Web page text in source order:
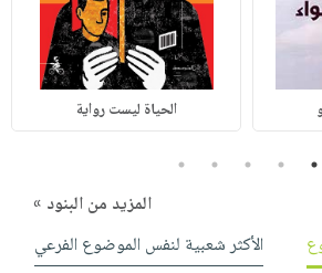
الحياة ليست رواية
1
2
3
4
5
المزيد من البنود »
الأكثر شعبية لنفس الموضوع الفرعي